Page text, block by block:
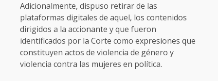
Adicionalmente, dispuso retirar de las
plataformas digitales de aquel, los contenidos
dirigidos a la accionante y que fueron
identificados por la Corte como expresiones que
constituyen actos de violencia de género y
violencia contra las mujeres en política.